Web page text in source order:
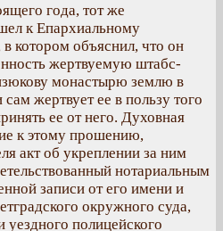
года, тот же
к Епархиальному
котором объяснил, что он
жертвуемую штабс-
монастырю землю в
жертвует ее в пользу того
ее от него. Духовная
к этому прошению,
акт об укреплении за ним
нотариальным
записи от его имени и
окружного суда,
уездного полицейского